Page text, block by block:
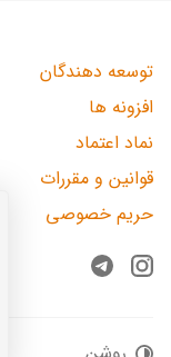
توسعه دهندگان
افزونه ها
نماد اعتماد
قوانین و مقررات
حریم خصوصی
Instagram
Telegram